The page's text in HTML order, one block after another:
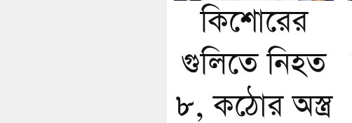
কিশোরের
গুলিতে নিহত
৮, কঠোর অস্ত্র